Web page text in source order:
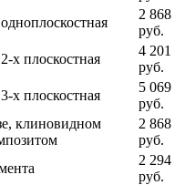
2 868
руб.
х плоскостная
4 201
руб.
х плоскостная
5 069
руб.
клиновидном
2 868
руб.
2 294
руб.